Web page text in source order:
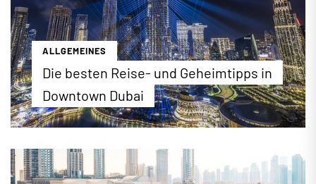
ALLGEMEINES
Die besten Reise- und Geheimtipps in
Downtown Dubai
"The Centre of Now"! Downtown Dubai verkörpert
Metropole Dubai so berühmt macht. Vom Burj
Khalifa bis zum Dubai Fountain: Bei einer